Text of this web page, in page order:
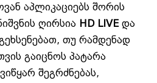
აპლიკაციებს შორის
ღირსია HD LIVE და
თუ რამდენად
გაიცნოს პატარა
შეგრძნებას,